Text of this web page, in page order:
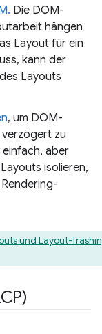
Die DOM-
hängen
Layout für ein
kann der
Layouts
, um DOM-
verzögert zu
aber
isolieren,
und Layout-